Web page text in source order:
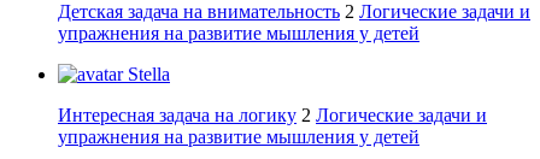
Детская задача на внимательность 2 Логические задачи и
упражнения на развитие мышления у детей
Stella
Интересная задача на логику 2 Логические задачи и
упражнения на развитие мышления у детей